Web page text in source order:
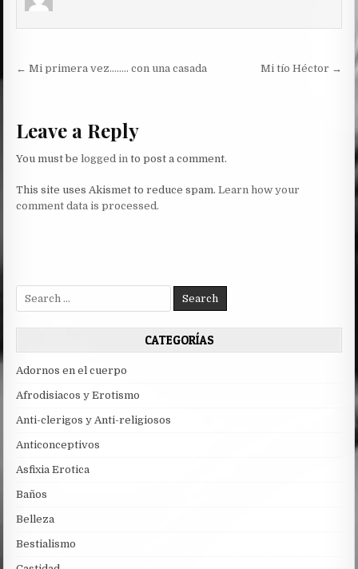
Post
← Mi primera vez…….. con una casada Mi tío Héctor →
Leave a Reply
You must belogged in to post a comment.
This site uses Akismet to reduce spam.Learn how your
comment data is processed.
Search
for:
CATEGORÍAS
Adornos en el cuerpo
Afrodisiacos y Erotismo
Anti-clerigos y Anti-religiosos
Anticonceptivos
Asfixia Erotica
Baños
Belleza
Bestialismo